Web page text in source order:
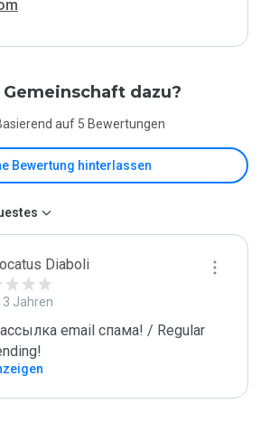
dazu?
auf 5 Bewertungen
Bewertung hinterlassen
Diaboli
Jahren
email спама! / Regular